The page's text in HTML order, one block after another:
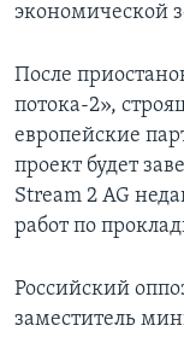
экономической
После
потока-2»,
европейские
проект будет
Stream 2 AG
работ по
Российский
заместитель